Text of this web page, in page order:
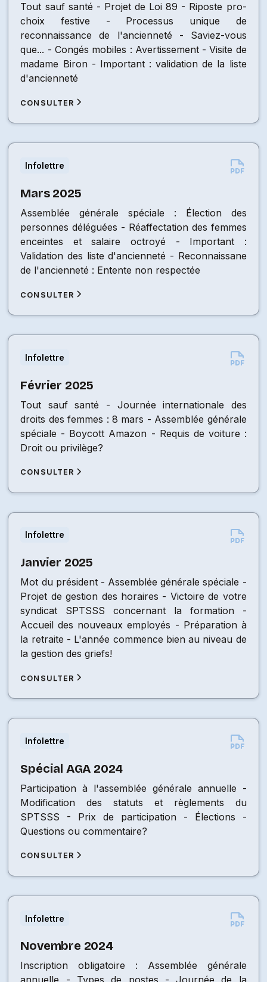
Tout sauf santé - Projet de Loi 89 - Riposte pro-
choix festive - Processus unique de
reconnaissance de l'ancienneté - Saviez-vous
que... - Congés mobiles : Avertissement - Visite de
madame Biron - Important : validation de la liste
d'ancienneté
CONSULTER
Infolettre
Mars 2025
Assemblée générale spéciale : Élection des
personnes déléguées - Réaffectation des femmes
enceintes et salaire octroyé - Important :
Validation des liste d'ancienneté - Reconnaissane
de l'ancienneté : Entente non respectée
CONSULTER
Infolettre
Février 2025
Tout sauf santé - Journée internationale des
droits des femmes : 8 mars - Assemblée générale
spéciale - Boycott Amazon - Requis de voiture :
Droit ou privilège?
CONSULTER
Infolettre
Janvier 2025
Mot du président - Assemblée générale spéciale -
Projet de gestion des horaires - Victoire de votre
syndicat SPTSSS concernant la formation -
Accueil des nouveaux employés - Préparation à
la retraite - L'année commence bien au niveau de
la gestion des griefs!
CONSULTER
Infolettre
Spécial AGA 2024
Participation à l'assemblée générale annuelle -
Modification des statuts et règlements du
SPTSSS - Prix de participation - Élections -
Questions ou commentaire?
CONSULTER
Infolettre
Novembre 2024
Inscription obligatoire : Assemblée générale